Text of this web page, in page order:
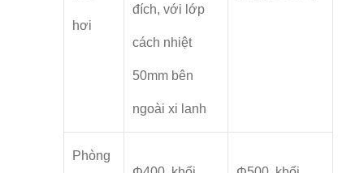
hơi
đích, với lớp
cách nhiệt
50mm bên
ngoài xi lanh
Phòng